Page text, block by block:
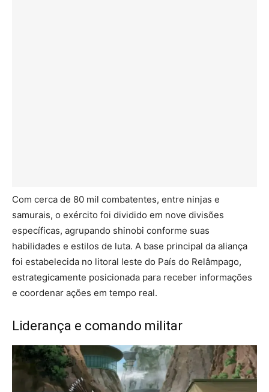
Com cerca de 80 mil combatentes, entre ninjas e
samurais, o exército foi dividido em nove divisões
específicas, agrupando shinobi conforme suas
habilidades e estilos de luta. A base principal da aliança
foi estabelecida no litoral leste do País do Relâmpago,
estrategicamente posicionada para receber informações
e coordenar ações em tempo real.
Liderança e comando militar